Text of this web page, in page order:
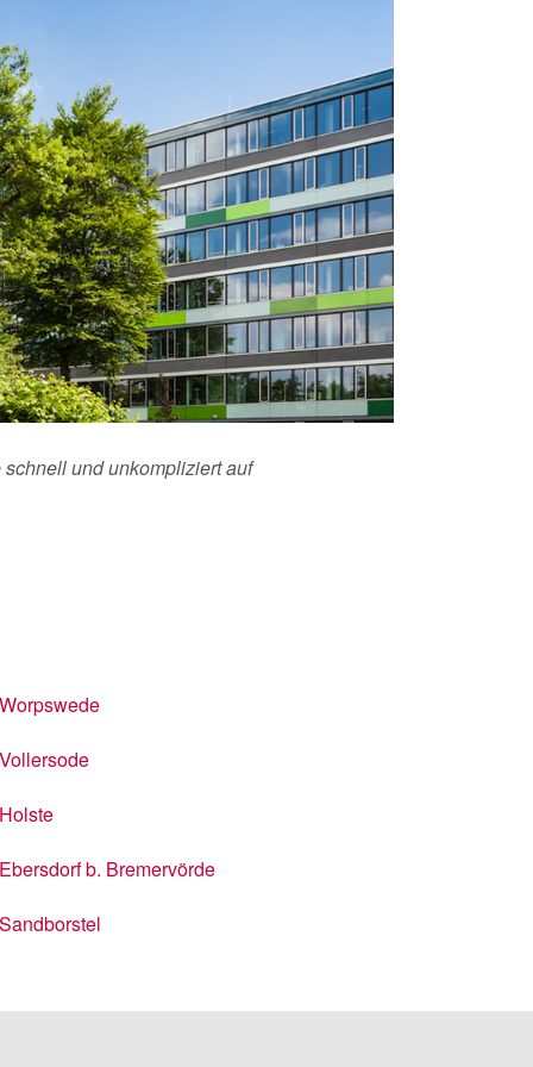
und unkompliziert auf
Worpswede
Vollersode
Holste
Ebersdorf b. Bremervörde
Sandborstel